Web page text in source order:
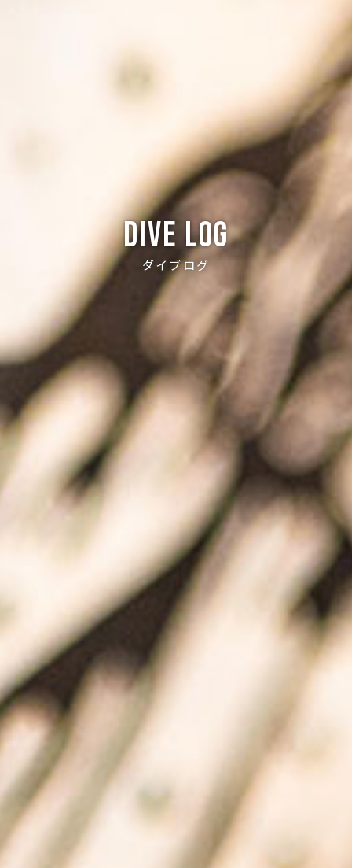
Dive log
ダイブログ